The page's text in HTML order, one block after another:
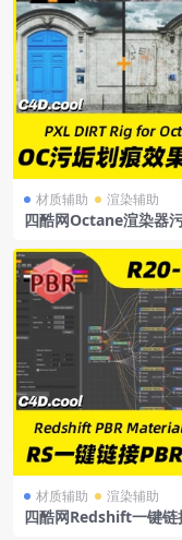
材质辅助 渲染辅助
四酷网Octane渲染器
orOctane+使用教程
材质辅助 渲染辅助
四酷网Redshift一键链